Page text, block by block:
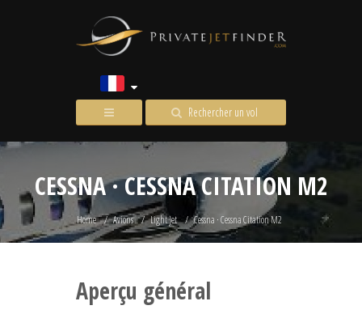
Rechercher un vol
CESSNA · CESSNA CITATION M2
Home Avions Light Jet Cessna · Cessna Citation M2
Aperçu général